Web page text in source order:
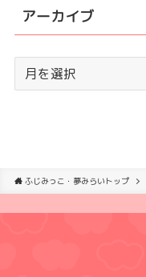
アーカイブ
ふじみっこ・夢みらいトップ